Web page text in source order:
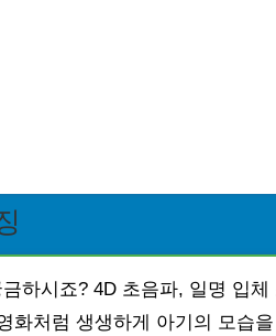
하시죠? 4D 초음파, 일명 입
처럼 생생하게 아기의 모습